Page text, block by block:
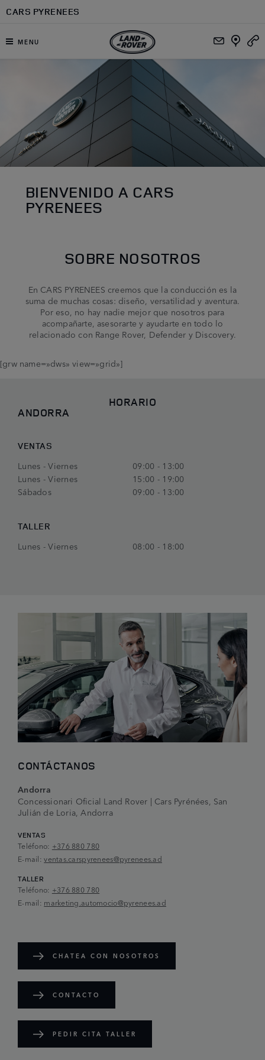
Ir al contenido principal
CARS PYRENEES
MENU
BIENVENIDO A CARS
PYRENEES
SOBRE NOSOTROS
En CARS PYRENEES creemos que la conducción es la
suma de muchas cosas: diseño, versatilidad y aventura.
Por eso, no hay nadie mejor que nosotros para
acompañarte, asesorarte y ayudarte en todo lo
relacionado con Range Rover, Defender y Discovery.
[grw name=»dws» view=»grid»]
HORARIO
ANDORRA
VENTAS
Lunes - Viernes
09:00 - 13:00
Lunes - Viernes
15:00 - 19:00
Sábados
09:00 - 13:00
TALLER
Lunes - Viernes 08:00 - 18:00
CONTÁCTANOS
Andorra
Concessionari Oficial Land Rover | Cars Pyrénées, San
Julián de Loria, Andorra
VENTAS
Teléfono: +376 880 780
E-mail:ventas.carspyrenees@pyrenees.ad
TALLER
Teléfono: +376 880 780
E-mail: marketing.automocio@pyrenees.ad
CHATEA CON NOSOTROS
CONTACTO
PEDIR CITA TALLER